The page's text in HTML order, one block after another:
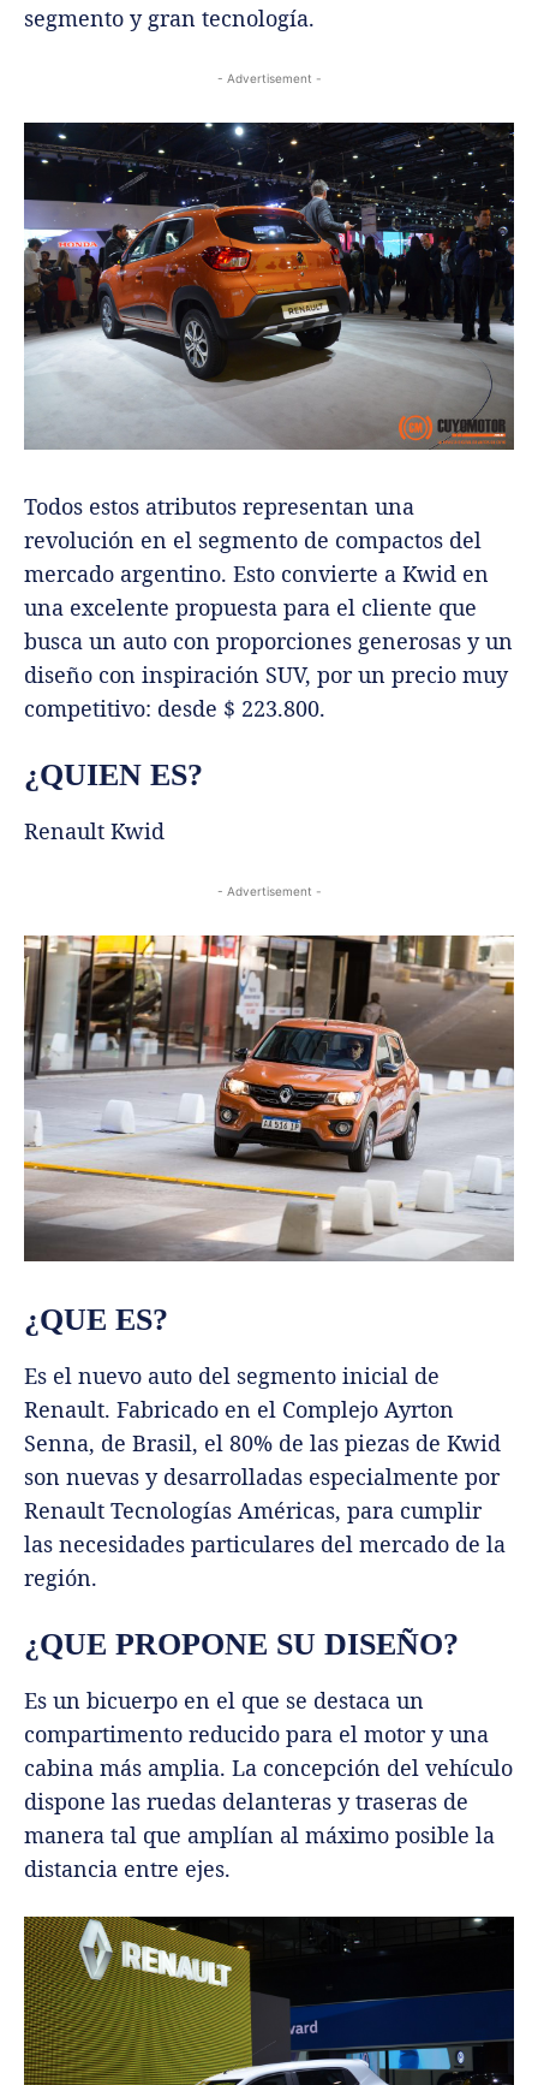
segmento y gran tecnología.
- Advertisement -
Todos estos atributos representan una
revolución en el segmento de compactos del
mercado argentino. Esto convierte a Kwid en
una excelente propuesta para el cliente que
busca un auto con proporciones generosas y un
diseño con inspiración SUV, por un precio muy
competitivo: desde $ 223.800.
¿QUIEN ES?
Renault Kwid
- Advertisement -
¿QUE ES?
Es el nuevo auto del segmento inicial de
Renault. Fabricado en el Complejo Ayrton
Senna, de Brasil, el 80% de las piezas de Kwid
son nuevas y desarrolladas especialmente por
Renault Tecnologías Américas, para cumplir
las necesidades particulares del mercado de la
región.
¿QUE PROPONE SU DISEÑO?
Es un bicuerpo en el que se destaca un
compartimento reducido para el motor y una
cabina más amplia. La concepción del vehículo
dispone las ruedas delanteras y traseras de
manera tal que amplían al máximo posible la
distancia entre ejes.